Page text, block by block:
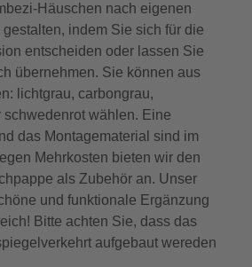
Häuschen nach eigenen
indem Sie sich für die
entscheiden oder lassen Sie
übernehmen. Sie können aus
lichtgrau, carbongrau,
schwedenrot wählen. Eine
das Montagematerial sind im
Mehrkosten bieten wir den
als Zubehör an. Unser
und funktionale Ergänzung
Bitte achten Sie, dass das
aufgebaut wereden